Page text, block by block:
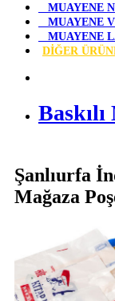
MUAYENE
MUAYENE
MUAYENE
DİĞER
Şanlıurfa
Mağaza